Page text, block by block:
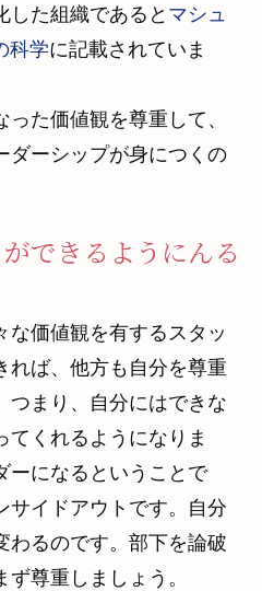
した組織であると マシュ
科学に記載されていま
た価値観を尊重して、
ダーシップが身につくの
できるようにんる
な価値観を有するスタッ
れば、他方も自分を尊重
つまり、自分にはできな
てくれるようになりま
ーになるということで
サイドアウトです。自分
わるのです。部下を論破
尊重しましょう。